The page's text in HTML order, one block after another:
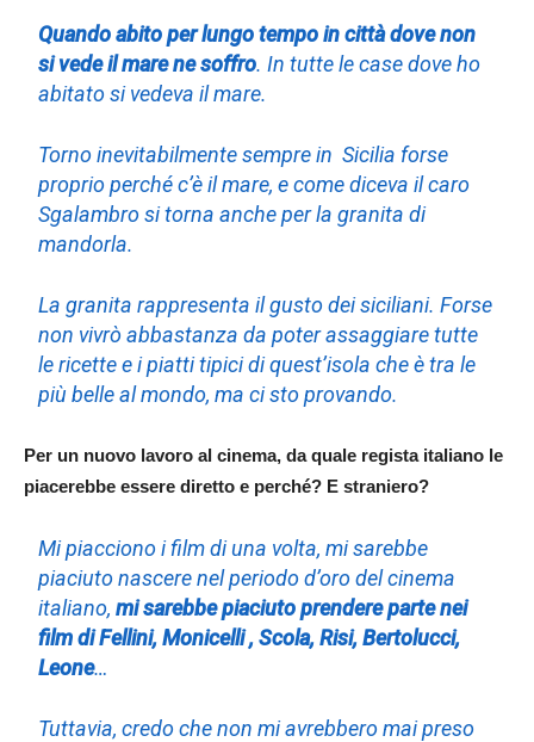
Quando abito per lungo tempo in città dove non
si vede il mare ne soffro. In tutte le case dove ho
abitato si vedeva il mare.
Torno inevitabilmente sempre in Sicilia forse
proprio perché c’è il mare, e come diceva il caro
Sgalambro si torna anche per la granita di
mandorla.
La granita rappresenta il gusto dei siciliani. Forse
non vivrò abbastanza da poter assaggiare tutte
le ricette e i piatti tipici di quest’isola che è tra le
più belle al mondo, ma ci sto provando.
Per un nuovo lavoro al cinema, da quale regista italiano le
piacerebbe essere diretto e perché? E straniero?
Mi piacciono i film di una volta, mi sarebbe
piaciuto nascere nel periodo d’oro del cinema
italiano, mi sarebbe piaciuto prendere parte nei
film di Fellini, Monicelli , Scola, Risi, Bertolucci,
Leone…
Tuttavia, credo che non mi avrebbero mai preso